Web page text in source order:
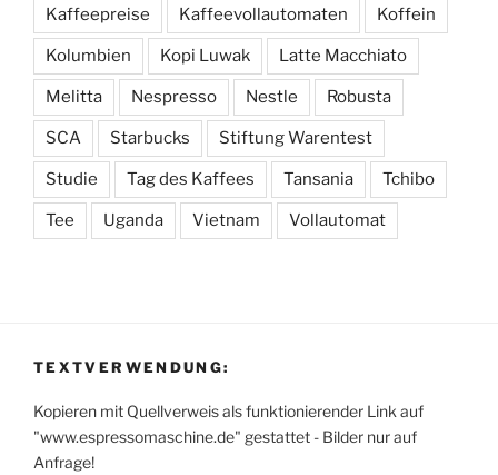
Kaffeepreise Kaffeevollautomaten Koffein
Kolumbien Kopi Luwak Latte Macchiato
Melitta Nespresso Nestle Robusta
SCA Starbucks Stiftung Warentest
Studie Tag des Kaffees Tansania Tchibo
Tee Uganda Vietnam Vollautomat
TEXTVERWENDUNG:
Kopieren mit Quellverweis als funktionierender Link auf
"www.espressomaschine.de" gestattet - Bilder nur auf
Anfrage!